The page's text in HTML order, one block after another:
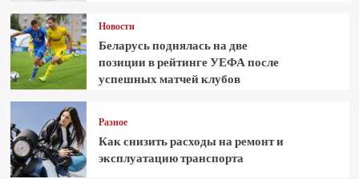
Новости
Беларусь поднялась на две
позиции в рейтинге УЕФА после
успешных матчей клубов
Разное
Как снизить расходы на ремонт и
эксплуатацию транспорта